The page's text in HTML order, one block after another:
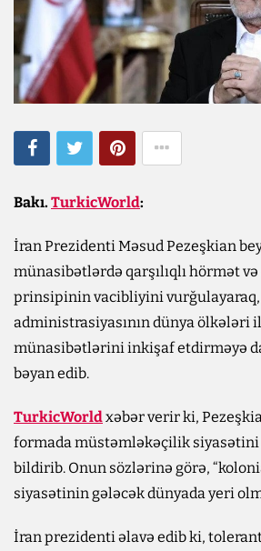
Bakı. TurkicWorld:
İran Prezidenti Məsud Pezeşkian
münasibətlərdə qarşılıqlı hörmət
prinsipinin vacibliyini vurğulayaraq,
administrasiyasının dünya ölkələri
münasibətlərini inkişaf etdirməyə
bəyan edib.
TurkicWorldxəbər verir ki,
formada müstəmləkəçilik
bildirib. Onun sözlərinə görə,
siyasətinin gələcək dünyada yeri
İran prezidenti əlavə edib ki,